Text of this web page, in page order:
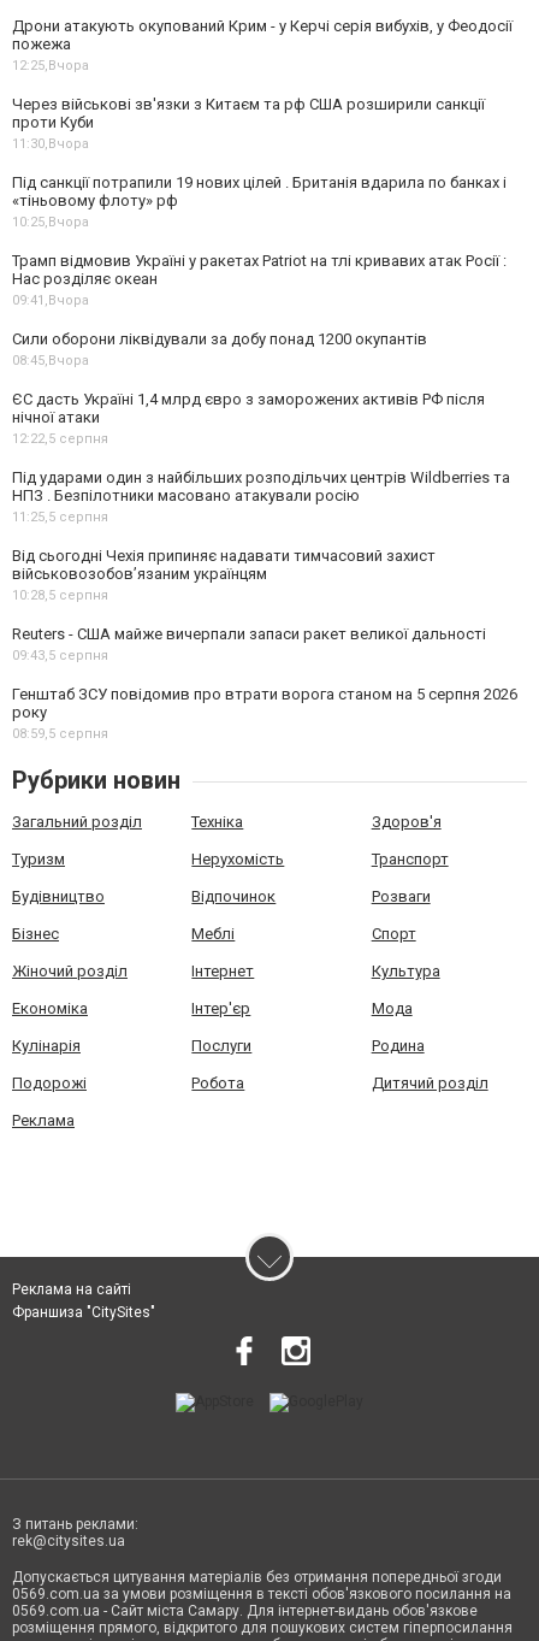
Дрони атакують окупований Крим - у Керчі серія вибухів, у Феодосії
пожежа
12:25,Вчора
Через військові зв'язки з Китаєм та рф США розширили санкції
проти Куби
11:30,Вчора
Під санкції потрапили 19 нових цілей . Британія вдарила по банках і
«тіньовому флоту» рф
10:25,Вчора
Трамп відмовив Україні у ракетах Patriot на тлі кривавих атак Росії :
Нас розділяє океан
09:41,Вчора
Сили оборони ліквідували за добу понад 1200 окупантів
08:45,Вчора
ЄС дасть Україні 1,4 млрд євро з заморожених активів РФ після
нічної атаки
12:22,5 серпня
Під ударами один з найбільших розподільчих центрів Wildberries та
НПЗ . Безпілотники масовано атакували росію
11:25,5 серпня
Від сьогодні Чехія припиняє надавати тимчасовий захист
військовозобов’язаним українцям
10:28,5 серпня
Reuters - США майже вичерпали запаси ракет великої дальності
09:43,5 серпня
Генштаб ЗСУ повідомив про втрати ворога станом на 5 серпня 2026
року
08:59,5 серпня
Рубрики новин
Загальний розділ Техніка Здоров'я
Туризм Нерухомість Транспорт
Будівництво Відпочинок Розваги
Бізнес Меблі Спорт
Жіночий розділ Інтернет Культура
Економіка Інтер'єр Мода
Кулінарія Послуги Родина
Подорожі Робота Дитячий розділ
Реклама
Реклама на сайті
Франшиза "CitySites"
З питань реклами:
rek@citysites.ua
Допускається цитування матеріалів без отримання попередньої згоди
0569.com.ua за умови розміщення в тексті обов'язкового посилання на
0569.com.ua - Сайт міста Самару. Для інтернет-видань обов'язкове
розміщення прямого, відкритого для пошукових систем гіперпосилання